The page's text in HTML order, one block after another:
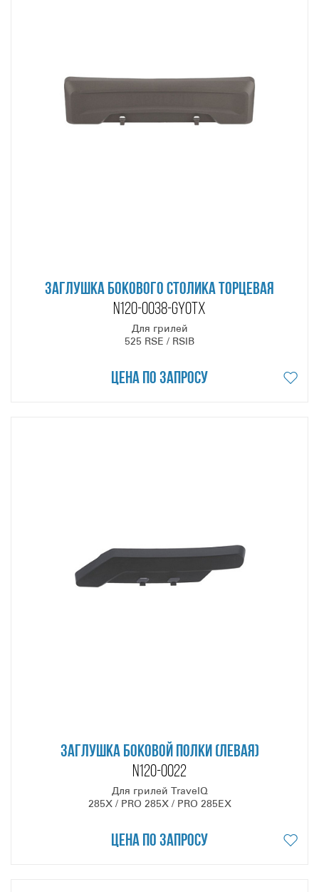
ЗАГЛУШКА БОКОВОГО СТОЛИКА ТОРЦЕВАЯ
N120-0038-GY0TX
Для грилей
525 RSE / RSIB
Цена по запросу
ЗАГЛУШКА БОКОВОЙ ПОЛКИ (ЛЕВАЯ)
N120-0022
Для грилей TravelQ
285X / PRO 285X / PRO 285EX
Цена по запросу